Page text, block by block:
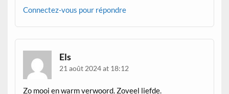
Connectez-vous pour répondre
Els
21 août 2024 at 18:12
Zo mooi en warm verwoord. Zoveel liefde.